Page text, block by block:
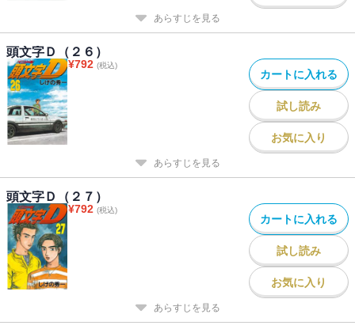
あらすじを見る
頭文字Ｄ（２６）
¥792 (税込)
カートに入れる
試し読み
お気に入り
あらすじを見る
頭文字Ｄ（２７）
¥792 (税込)
カートに入れる
試し読み
お気に入り
あらすじを見る